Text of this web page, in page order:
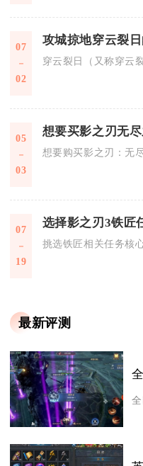
07
02
穿云裂日（又称穿云
05
03
想要购买影之刃：无
07
19
挑选铁匠相关任务核
最新评测